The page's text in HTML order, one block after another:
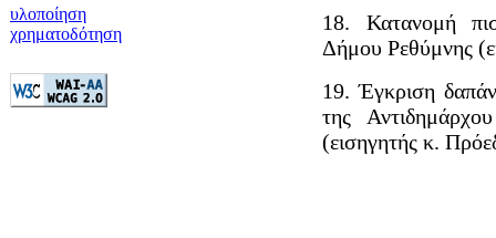
υλοποίηση
χρηματοδότηση
18. Κατανομή
Δήμου Ρεθύμνης
19. Έγκριση
της
(εισηγητής κ.